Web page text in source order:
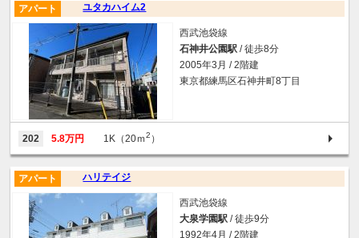
ユタカハイム2
アパート
西武池袋線
石神井公園駅 / 徒歩8分
2005年3月 / 2階建
東京都練馬区石神井町8丁目
202 5.8万円 1K（20ｍ2 ）
ハリテイジ
アパート
西武池袋線
大泉学園駅 / 徒歩9分
1992年4月 / 2階建